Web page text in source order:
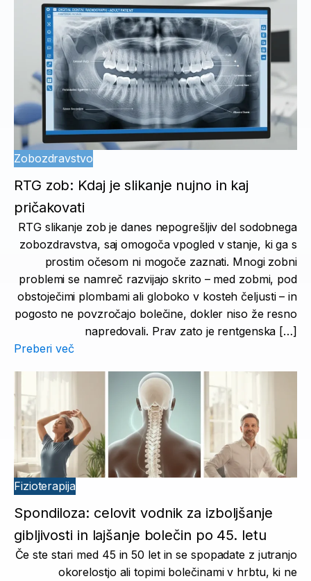
Zobozdravstvo
RTG zob: Kdaj je slikanje nujno in kaj
pričakovati
RTG slikanje zob je danes nepogrešljiv del sodobnega
zobozdravstva, saj omogoča vpogled v stanje, ki ga s
prostim očesom ni mogoče zaznati. Mnogi zobni
problemi se namreč razvijajo skrito – med zobmi, pod
obstoječimi plombami ali globoko v kosteh čeljusti – in
pogosto ne povzročajo bolečine, dokler niso že resno
napredovali. Prav zato je rentgenska […]
Preberi več
Fizioterapija
Spondiloza: celovit vodnik za izboljšanje
gibljivosti in lajšanje bolečin po 45. letu
Če ste stari med 45 in 50 let in se spopadate z jutranjo
okorelostjo ali topimi bolečinami v hrbtu, ki ne